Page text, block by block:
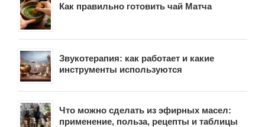
Как правильно готовить чай Матча
Звукотерапия: как работает и какие
инструменты используются
Что можно сделать из эфирных масел:
применение, польза, рецепты и таблицы